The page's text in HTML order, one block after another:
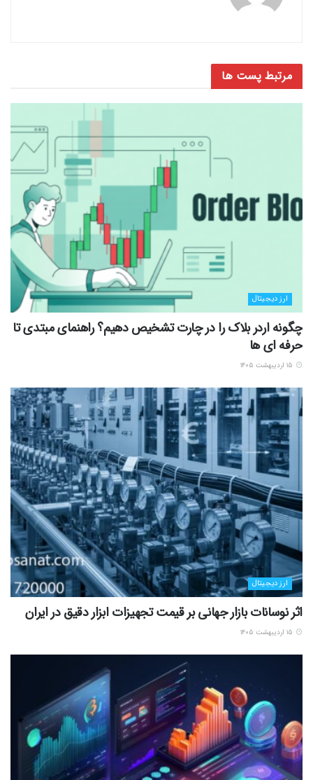
مرتبط پست ها
ارز دیجیتال
چگونه اردر بلاک را در چارت تشخیص دهیم؟ راهنمای مبتدی تا
حرفه ای ها
ارز دیجیتال
اثر نوسانات بازار جهانی بر قیمت تجهیزات ابزار دقیق در ایران